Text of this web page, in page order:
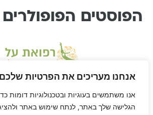
אנחנו מעריכים את הפרטיות שלכם
אנו משתמשים בעוגיות ובטכנולוגיות דומות
הגלישה שלך באתר, לנתח שימוש באתר
הפוסטים הפופולרים